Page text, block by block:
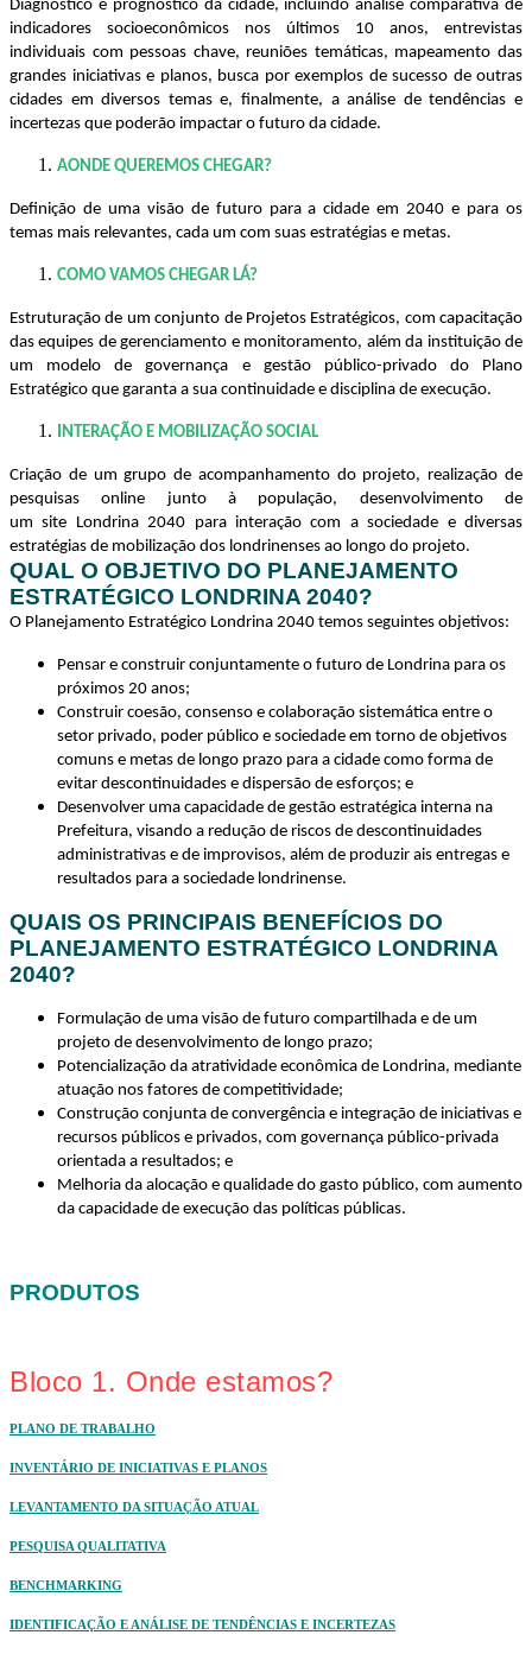
Diagnóstico e prognóstico da cidade, incluindo análise comparativa de
indicadores socioeconômicos nos últimos 10 anos, entrevistas
individuais com pessoas chave, reuniões temáticas, mapeamento das
grandes iniciativas e planos, busca por exemplos de sucesso de outras
cidades em diversos temas e, finalmente, a análise de tendências e
incertezas que poderão impactar o futuro da cidade.
AONDE QUEREMOS CHEGAR?
Definição de uma visão de futuro para a cidade em 2040 e para os
temas mais relevantes, cada um com suas estratégias e metas.
COMO VAMOS CHEGAR LÁ?
Estruturação de um conjunto de Projetos Estratégicos, com capacitação
das equipes de gerenciamento e monitoramento, além da instituição de
um modelo de governança e gestão público-privado do Plano
Estratégico que garanta a sua continuidade e disciplina de execução.
INTERAÇÃO E MOBILIZAÇÃO SOCIAL
Criação de um grupo de acompanhamento do projeto, realização de
pesquisas online junto à população, desenvolvimento de
um site Londrina 2040 para interação com a sociedade e diversas
estratégias de mobilização dos londrinenses ao longo do projeto.
QUAL O OBJETIVO DO PLANEJAMENTO
ESTRATÉGICO LONDRINA 2040?
O Planejamento Estratégico Londrina 2040 temos seguintes objetivos:
Pensar e construir conjuntamente o futuro de Londrina para os
próximos 20 anos;
Construir coesão, consenso e colaboração sistemática entre o
setor privado, poder público e sociedade em torno de objetivos
comuns e metas de longo prazo para a cidade como forma de
evitar descontinuidades e dispersão de esforços; e
Desenvolver uma capacidade de gestão estratégica interna na
Prefeitura, visando a redução de riscos de descontinuidades
administrativas e de improvisos, além de produzir ais entregas e
resultados para a sociedade londrinense.
QUAIS OS PRINCIPAIS BENEFÍCIOS DO
PLANEJAMENTO ESTRATÉGICO LONDRINA
2040?
Formulação de uma visão de futuro compartilhada e de um
projeto de desenvolvimento de longo prazo;
Potencialização da atratividade econômica de Londrina, mediante
atuação nos fatores de competitividade;
Construção conjunta de convergência e integração de iniciativas e
recursos públicos e privados, com governança público-privada
orientada a resultados; e
Melhoria da alocação e qualidade do gasto público, com aumento
da capacidade de execução das políticas públicas.
PRODUTOS
Bloco 1. Onde estamos?
PLANO DE TRABALHO
INVENTÁRIO DE INICIATIVAS E PLANOS
LEVANTAMENTO DA SITUAÇÃO ATUAL
PESQUISA QUALITATIVA
BENCHMARKING
IDENTIFICAÇÃO E ANÁLISE DE TENDÊNCIAS E INCERTEZAS